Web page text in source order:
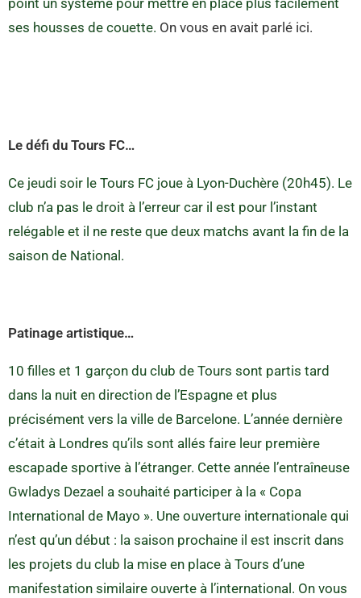
point un système pour mettre en place plus facilement
ses housses de couette. On vous en avait parlé ici.
Le défi du Tours FC…
Ce jeudi soir le Tours FC joue à Lyon-Duchère (20h45). Le
club n’a pas le droit à l’erreur car il est pour l’instant
relégable et il ne reste que deux matchs avant la fin de la
saison de National.
Patinage artistique…
10 filles et 1 garçon du club de Tours sont partis tard
dans la nuit en direction de l’Espagne et plus
précisément vers la ville de Barcelone. L’année dernière
c’était à Londres qu’ils sont allés faire leur première
escapade sportive à l’étranger. Cette année l’entraîneuse
Gwladys Dezael a souhaité participer à la « Copa
International de Mayo ». Une ouverture internationale qui
n’est qu’un début : la saison prochaine il est inscrit dans
les projets du club la mise en place à Tours d’une
manifestation similaire ouverte à l’international. On vous